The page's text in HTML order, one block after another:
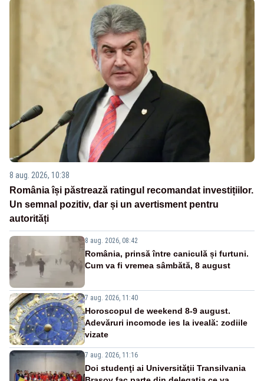
8 aug. 2026, 10:38
România își păstrează ratingul recomandat investițiilor.
Un semnal pozitiv, dar și un avertisment pentru
autorități
8 aug. 2026, 08:42
România, prinsă între caniculă și furtuni.
Cum va fi vremea sâmbătă, 8 august
7 aug. 2026, 11:40
Horoscopul de weekend 8-9 august.
Adevăruri incomode ies la iveală: zodiile
vizate
7 aug. 2026, 11:16
Doi studenţi ai Universităţii Transilvania